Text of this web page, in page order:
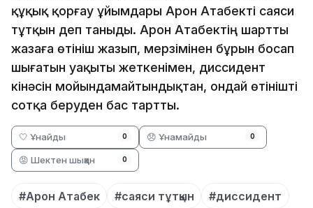
құқық қорғау ұйымдары Арон Атабекті саяси
тұтқын деп таныды. Арон Атабектің шартты
жазаға өтініш жазып, мерзімінен бұрын босап
шығатын уақыты жеткенімен, диссидент
кінәсін мойындамайтындықтан, ондай өтінішті
сотқа беруден бас тартты.
🤍 Ұнайды 0 😞 Ұнамайды 0
😡 Шектен шыққан 0
#Арон Атабек #саяси тұтқын
#диссидент